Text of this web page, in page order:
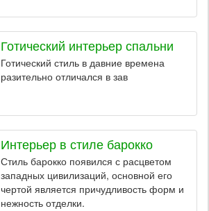
Готический интерьер спальни
Готический стиль в давние времена
разительно отличался в зав
Интерьер в стиле барокко
Стиль барокко появился с расцветом
западных цивилизаций, основной его
чертой является причудливость форм и
нежность отделки.